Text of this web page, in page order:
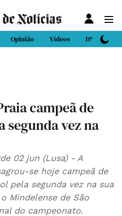
Opinião Vídeos DN Sport
campeã de
segunda vez na
02 jun (Lusa) - A
se hoje campeã de
pela segunda vez na sua
Mindelense de São
do campeonato.